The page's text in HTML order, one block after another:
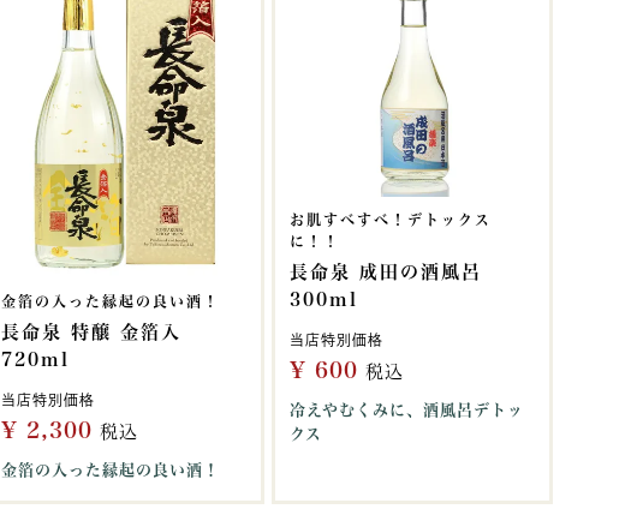
金箔の入った縁起の良い酒！
長命泉 特醸 金箔入
720ml
当店特別価格
¥ 2,300 税込
金箔の入った縁起の良い酒！
お肌すべすべ！デトックス
に！！
長命泉 成田の酒風呂
300ml
当店特別価格
¥ 600 税込
冷えやむくみに、酒風呂デトッ
クス